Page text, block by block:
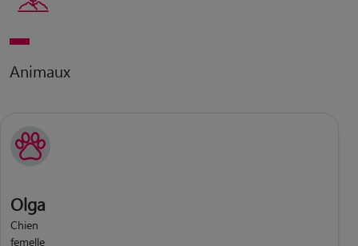
Animaux
Olga
Chien
femelle